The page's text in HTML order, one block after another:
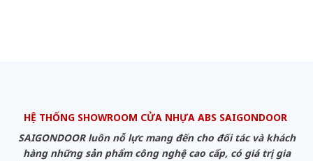
HỆ THỐNG SHOWROOM CỬA NHỰA ABS SAIGONDOOR
SAIGONDOOR luôn nỗ lực mang đến cho đối tác và khách
hàng những sản phẩm công nghệ cao cấp, có giá trị gia